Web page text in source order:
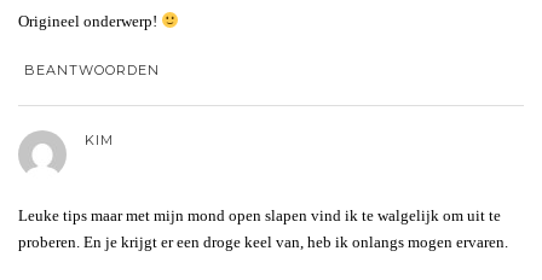
Origineel onderwerp!
BEANTWOORDEN
KIM
Leuke tips maar met mijn mond open slapen vind ik te walgelijk om uit te
proberen. En je krijgt er een droge keel van, heb ik onlangs mogen ervaren.